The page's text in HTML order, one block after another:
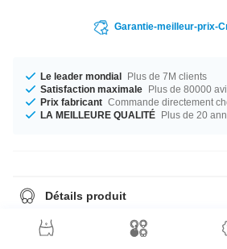
Garantie-meilleur-prix-
Le leader mondial Plus de 7M clients
Satisfaction maximale Plus de 80000
Prix fabricant Commande directement
LA MEILLEURE QUALITÉ Plus de 20
Détails produit
Calibres de 0.8 mm à 1.6 mm en stock.
stock. Un super produit qui complètera